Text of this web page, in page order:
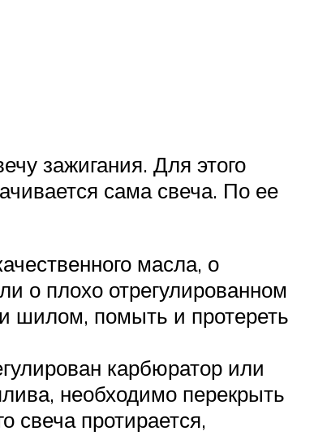
зажигания. Для этого
сама свеча. По ее
масла, о
о плохо отрегулированном
шилом, помыть и протереть
карбюратор или
необходимо перекрыть
свеча протирается,